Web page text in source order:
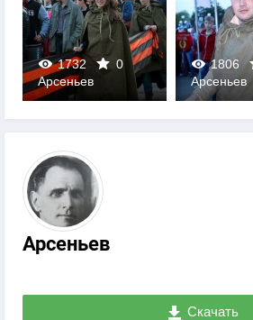
1732
0
0
Арсеньев
1806
0
Арсеньев
Арсеньев
Скачать